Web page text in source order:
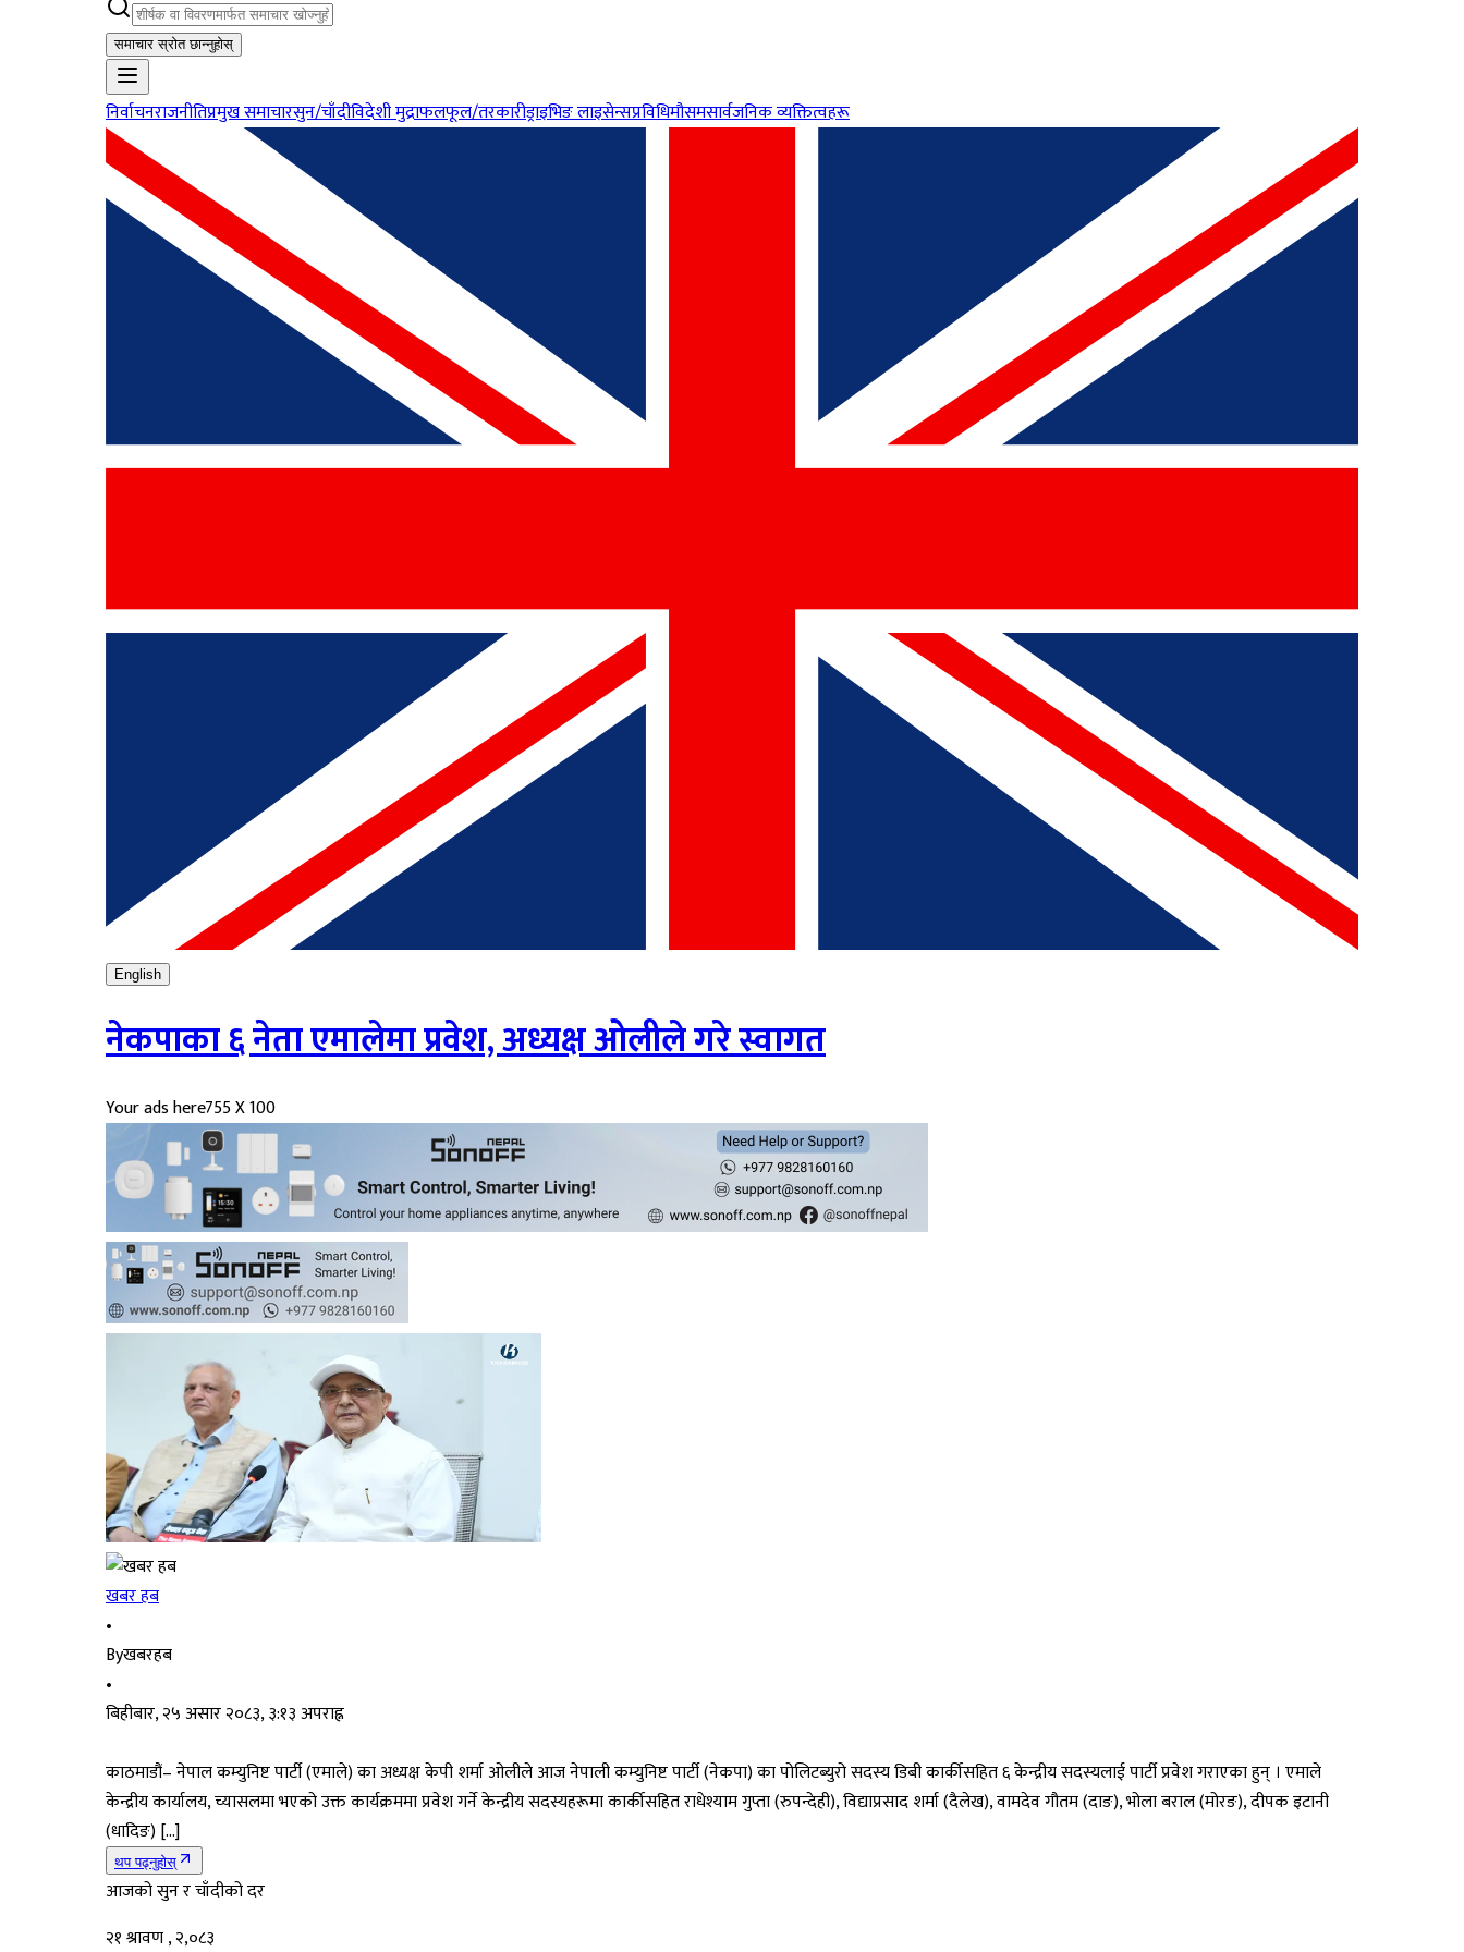
समाचार स्रोत छान्नुहोस्
निर्वाचनराजनीतिप्रमुख समाचारसुन/चाँदीविदेशी मुद्राफलफूल/तरकारीड्राइभिङ लाइसेन्सप्रविधिमौसमसार्वजनिक व्यक्तित्वहरू
English
नेकपाका ६ नेता एमालेमा प्रवेश, अध्यक्ष ओलीले गरे स्वागत
Your ads here755 X 100
खबर हब
•
Byखबरहब
•
बिहीबार, २५ असार २०८३, ३:१३ अपराह्न
काठमाडौं– नेपाल कम्युनिष्ट पार्टी (एमाले) का अध्यक्ष केपी शर्मा ओलीले आज नेपाली कम्युनिष्ट पार्टी (नेकपा) का पोलिटब्युरो सदस्य डिबी कार्कीसहित ६ केन्द्रीय सदस्यलाई पार्टी प्रवेश गराएका हुन् । एमाले
केन्द्रीय कार्यालय, च्यासलमा भएको उक्त कार्यक्रममा प्रवेश गर्ने केन्द्रीय सदस्यहरूमा कार्कीसहित राधेश्याम गुप्ता (रुपन्देही), विद्याप्रसाद शर्मा (दैलेख), वामदेव गौतम (दाङ), भोला बराल (मोरङ), दीपक इटानी
(धादिङ) […]
थप पढ्नुहोस्
आजको सुन र चाँदीको दर
२१ श्रावण , २,०८३